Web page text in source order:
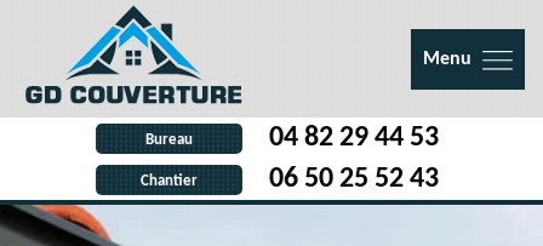
Menu
Bureau 04 82 29 44 53
Chantier 06 50 25 52 43